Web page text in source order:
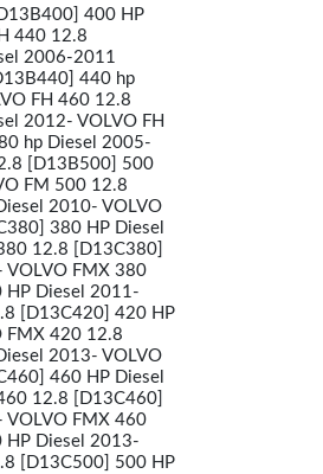
400 HP
440 12.8
2006-2011
440 hp
FH 460 12.8
2012- VOLVO FH
hp Diesel 2005-
[D13B500] 500
FM 500 12.8
2010- VOLVO
380 HP Diesel
12.8 [D13C380]
FMX 380
Diesel 2011-
[D13C420] 420 HP
FMX 420 12.8
2013- VOLVO
460 HP Diesel
12.8 [D13C460]
FMX 460
Diesel 2013-
[D13C500] 500 HP